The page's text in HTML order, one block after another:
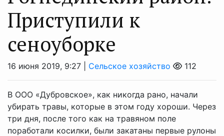
Приступили к
сеноуборке
16 июня 2019, 9:27 | Сельское хозяйство 112
В ООО «Дубровское», как никогда рано, начали
убирать травы, которые в этом году хороши. Через
три дня, после того как на травяном поле
поработали косилки, были закатаны первые рулоны